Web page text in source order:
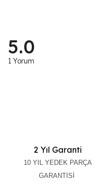
5.0
1 Yorum
2 Yıl Garanti
10 YIL YEDEK PARÇA
GARANTİSİ